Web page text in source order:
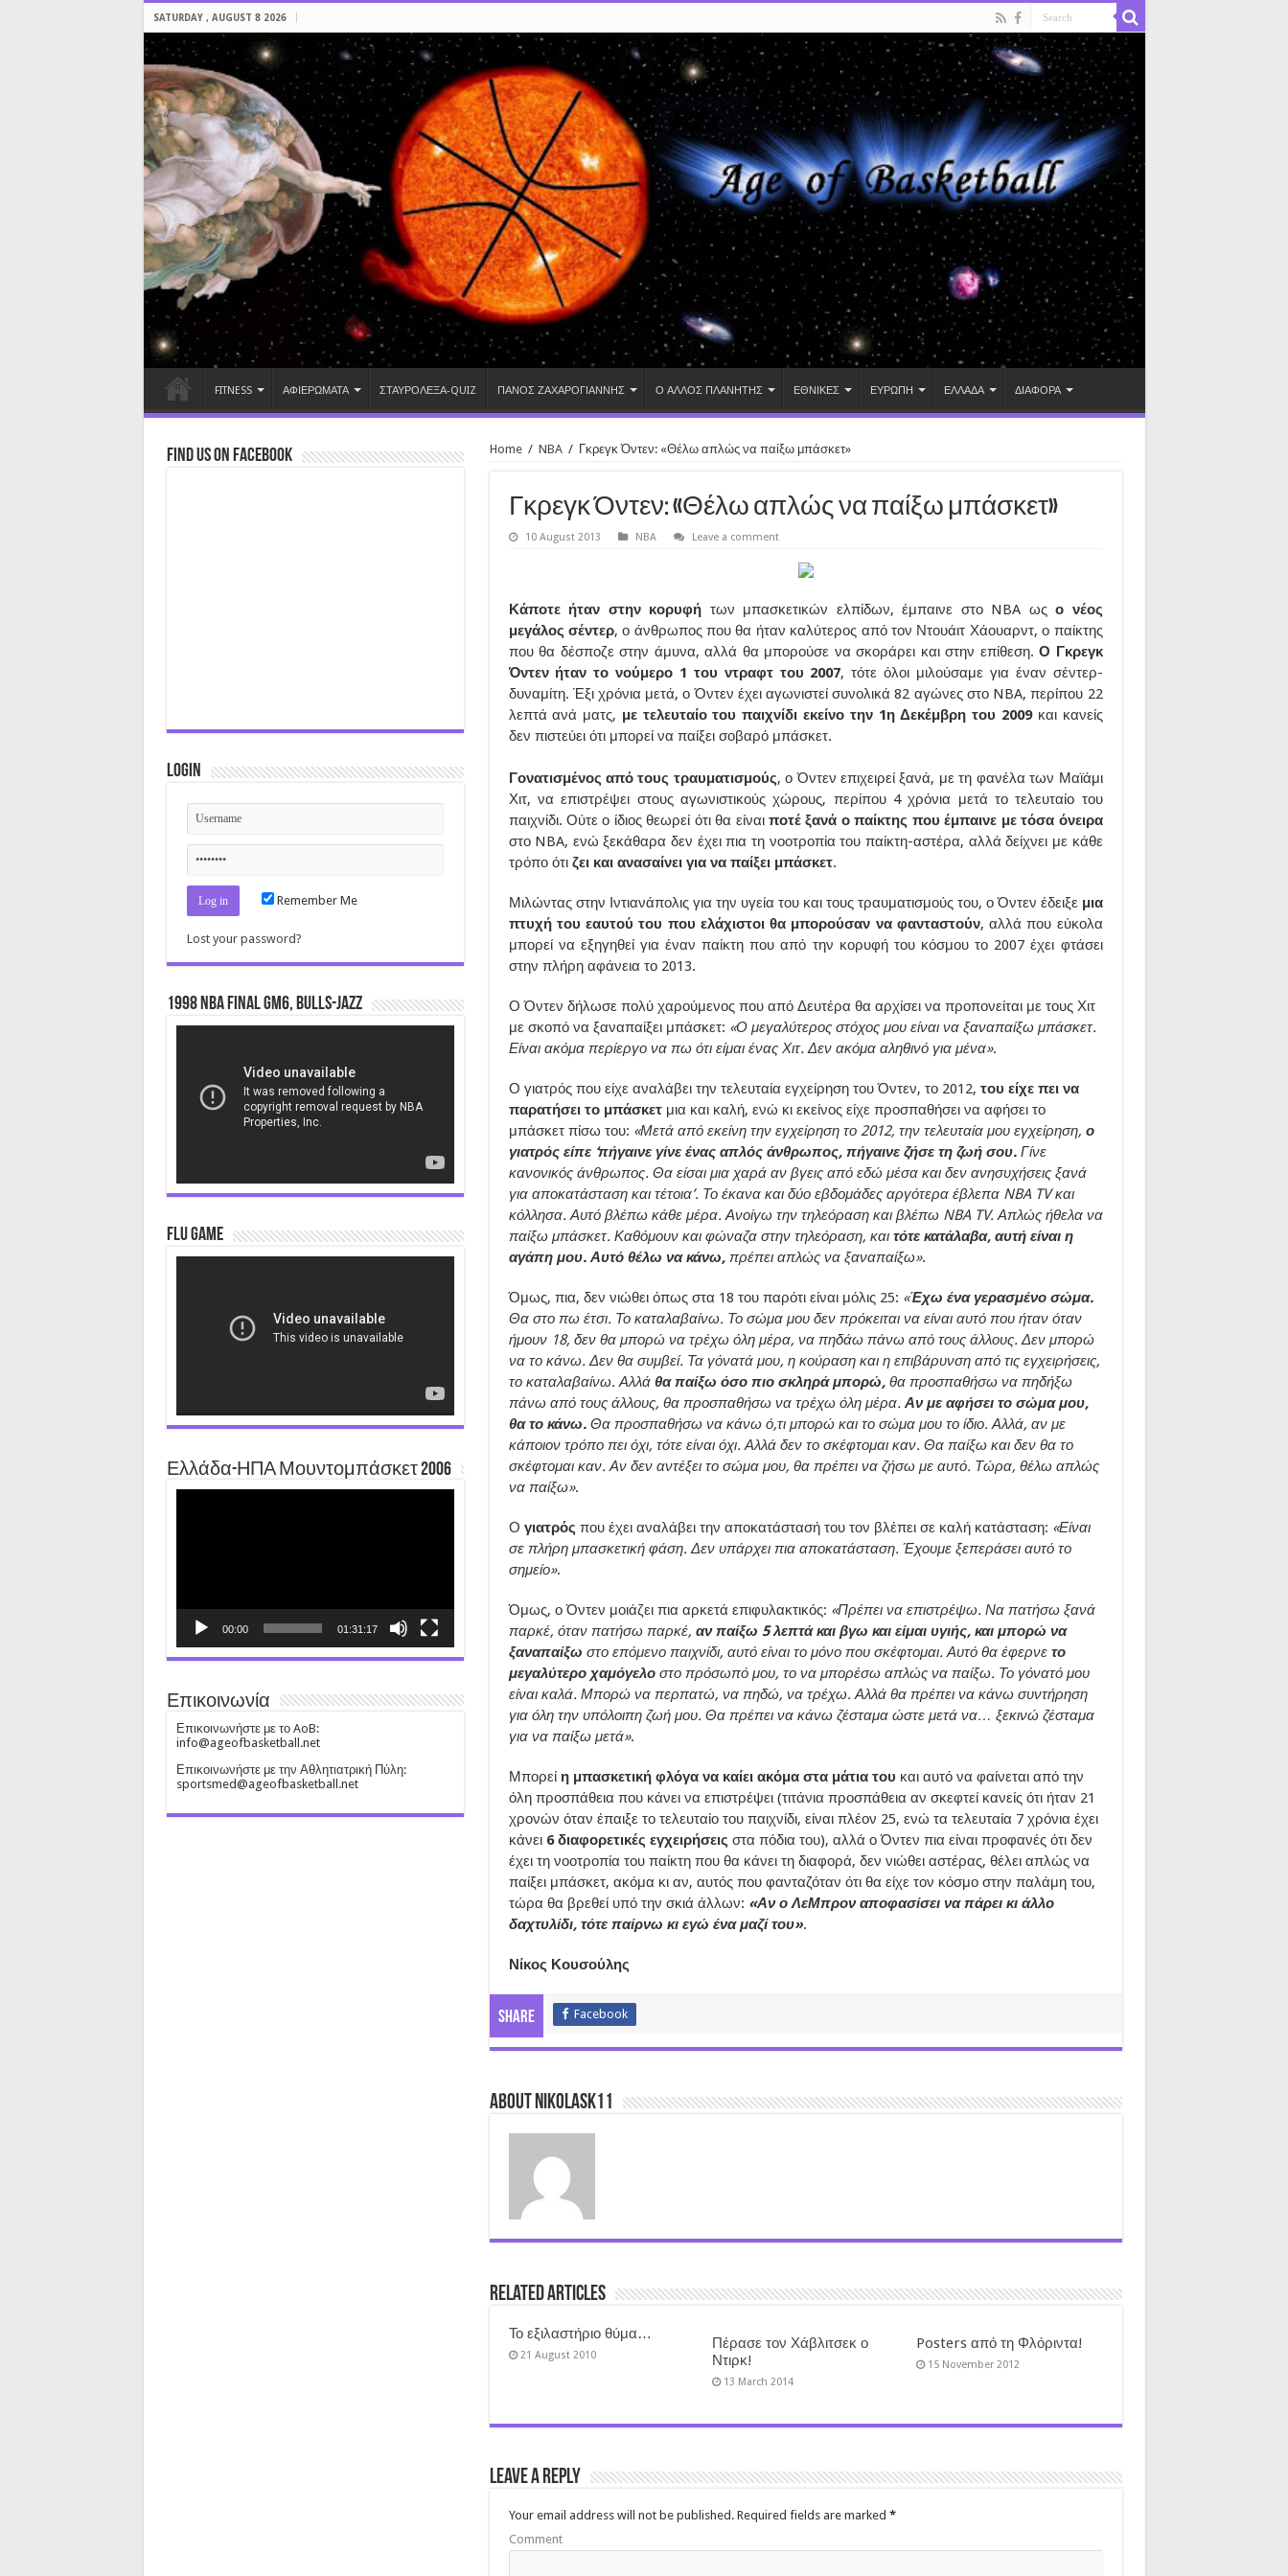
SATURDAY , AUGUST 8 2026
FITNESS ΑΦΙΕΡΩΜΑΤΑ ΣΤΑΥΡΟΛΕΞΑ-QUIZ ΠΑΝΟΣ ΖΑΧΑΡΟΓΙΑΝΝΗΣ Ο ΑΛΛΟΣ ΠΛΑΝΗΤΗΣ ΕΘΝΙΚΕΣ ΕΥΡΩΠΗ ΕΛΛΑΔΑ ΔΙΑΦΟΡΑ
Home / NBA / Γκρεγκ Όντεν: «Θέλω απλώς να παίξω μπάσκετ»
Γκρεγκ Όντεν: «Θέλω απλώς να παίξω μπάσκετ»
10 August 2013 NBA Leave a comment
Κάποτε ήταν στην κορυφή των μπασκετικών ελπίδων, έμπαινε στο NBA ως ο νέος
μεγάλος σέντερ, ο άνθρωπος που θα ήταν καλύτερος από τον Ντουάιτ Χάουαρντ, ο παίκτης
που θα δέσποζε στην άμυνα, αλλά θα μπορούσε να σκοράρει και στην επίθεση. Ο Γκρεγκ
Όντεν ήταν το νούμερο 1 του ντραφτ του 2007, τότε όλοι μιλούσαμε για έναν σέντερ-
δυναμίτη. Έξι χρόνια μετά, ο Όντεν έχει αγωνιστεί συνολικά 82 αγώνες στο NBA, περίπου 22
λεπτά ανά ματς, με τελευταίο του παιχνίδι εκείνο την 1η Δεκέμβρη του 2009και κανείς
δεν πιστεύει ότι μπορεί να παίξει σοβαρό μπάσκετ.
Γονατισμένος από τους τραυματισμούς, ο Όντεν επιχειρεί ξανά, με τη φανέλα των Μαϊάμι
Χιτ, να επιστρέψει στους αγωνιστικούς χώρους, περίπου 4 χρόνια μετά το τελευταίο του
παιχνίδι. Ούτε ο ίδιος θεωρεί ότι θα είναι ποτέ ξανά ο παίκτης που έμπαινε με τόσα όνειρα
στο NBA, ενώ ξεκάθαρα δεν έχει πια τη νοοτροπία του παίκτη-αστέρα, αλλά δείχνει με κάθε
τρόπο ότι ζει και ανασαίνει για να παίξει μπάσκετ.
Μιλώντας στην Ιντιανάπολις για την υγεία του και τους τραυματισμούς του, ο Όντεν έδειξεμια
πτυχή του εαυτού του που ελάχιστοι θα μπορούσαν να φανταστούν, αλλά που εύκολα
μπορεί να εξηγηθεί για έναν παίκτη που από την κορυφή του κόσμου το 2007 έχει φτάσει
στην πλήρη αφάνεια το 2013.
Ο Όντεν δήλωσε πολύ χαρούμενος που από Δευτέρα θα αρχίσει να προπονείται με τους Χιτ
με σκοπό να ξαναπαίξει μπάσκετ: «Ο μεγαλύτερος στόχος μου είναι να ξαναπαίξω μπάσκετ.
Είναι ακόμα περίεργο να πω ότι είμαι ένας Χιτ. Δεν ακόμα αληθινό για μένα».
Ο γιατρός που είχε αναλάβει την τελευταία εγχείρηση του Όντεν, το 2012, του είχε πει να
παρατήσει το μπάσκετ μια και καλή, ενώ κι εκείνος είχε προσπαθήσει να αφήσει το
μπάσκετ πίσω του: «Μετά από εκείνη την εγχείρηση το 2012, την τελευταία μου εγχείρηση, ο
γιατρός είπε ‘πήγαινε γίνε ένας απλός άνθρωπος, πήγαινε ζήσε τη ζωή σου. Γίνε
κανονικός άνθρωπος. Θα είσαι μια χαρά αν βγεις από εδώ μέσα και δεν ανησυχήσεις ξανά
για αποκατάσταση και τέτοια’. Το έκανα και δύο εβδομάδες αργότερα έβλεπα NBA TV και
κόλλησα. Αυτό βλέπω κάθε μέρα. Ανοίγω την τηλεόραση και βλέπω NBA TV. Απλώς ήθελα να
παίξω μπάσκετ. Καθόμουν και φώναζα στην τηλεόραση, και τότε κατάλαβα, αυτή είναι η
αγάπη μου. Αυτό θέλω να κάνω, πρέπει απλώς να ξαναπαίξω».
Όμως, πια, δεν νιώθει όπως στα 18 του παρότι είναι μόλις 25: «Έχω ένα γερασμένο σώμα.
Θα στο πω έτσι. Το καταλαβαίνω. Το σώμα μου δεν πρόκειται να είναι αυτό που ήταν όταν
ήμουν 18, δεν θα μπορώ να τρέχω όλη μέρα, να πηδάω πάνω από τους άλλους. Δεν μπορώ
να το κάνω. Δεν θα συμβεί. Τα γόνατά μου, η κούραση και η επιβάρυνση από τις εγχειρήσεις,
το καταλαβαίνω. Αλλά θα παίξω όσο πιο σκληρά μπορώ, θα προσπαθήσω να πηδήξω
πάνω από τους άλλους, θα προσπαθήσω να τρέχω όλη μέρα. Αν με αφήσει το σώμα μου,
θα το κάνω. Θα προσπαθήσω να κάνω ό,τι μπορώ και το σώμα μου το ίδιο. Αλλά, αν με
κάποιον τρόπο πει όχι, τότε είναι όχι. Αλλά δεν το σκέφτομαι καν. Θα παίξω και δεν θα το
σκέφτομαι καν. Αν δεν αντέξει το σώμα μου, θα πρέπει να ζήσω με αυτό. Τώρα, θέλω απλώς
να παίξω».
Ο γιατρός που έχει αναλάβει την αποκατάστασή του τον βλέπει σε καλή κατάσταση: «Είναι
σε πλήρη μπασκετική φάση. Δεν υπάρχει πια αποκατάσταση. Έχουμε ξεπεράσει αυτό το
σημείο».
Όμως, ο Όντεν μοιάζει πια αρκετά επιφυλακτικός: «Πρέπει να επιστρέψω. Να πατήσω ξανά
παρκέ, όταν πατήσω παρκέ, αν παίξω 5 λεπτά και βγω και είμαι υγιής, και μπορώ να
ξαναπαίξω στο επόμενο παιχνίδι, αυτό είναι το μόνο που σκέφτομαι. Αυτό θα έφερνε το
μεγαλύτερο χαμόγελοστο πρόσωπό μου, το να μπορέσω απλώς να παίξω. Το γόνατό μου
είναι καλά. Μπορώ να περπατώ, να πηδώ, να τρέχω. Αλλά θα πρέπει να κάνω συντήρηση
για όλη την υπόλοιπη ζωή μου. Θα πρέπει να κάνω ζέσταμα ώστε μετά να… ξεκινώ ζέσταμα
για να παίξω μετά».
Μπορείη μπασκετική φλόγα να καίει ακόμα στα μάτια του και αυτό να φαίνεται από την
όλη προσπάθεια που κάνει να επιστρέψει (τιτάνια προσπάθεια αν σκεφτεί κανείς ότι ήταν 21
χρονών όταν έπαιξε το τελευταίο του παιχνίδι, είναι πλέον 25, ενώ τα τελευταία 7 χρόνια έχει
κάνει6 διαφορετικές εγχειρήσεις στα πόδια του), αλλά ο Όντεν πια είναι προφανές ότι δεν
έχει τη νοοτροπία του παίκτη που θα κάνει τη διαφορά, δεν νιώθει αστέρας, θέλει απλώς να
παίξει μπάσκετ, ακόμα κι αν, αυτός που φανταζόταν ότι θα είχε τον κόσμο στην παλάμη του,
τώρα θα βρεθεί υπό την σκιά άλλων: «Αν ο ΛεΜπρον αποφασίσει να πάρει κι άλλο
δαχτυλίδι, τότε παίρνω κι εγώ ένα μαζί του».
Νίκος Κουσούλης
Share Facebook
About nikolask11
Related Articles
Το εξιλαστήριο θύμα…
21 August 2010
Πέρασε τον Χάβλιτσεκ ο
Ντιρκ!
13 March 2014
Posters από τη Φλόριντα!
15 November 2012
Leave a Reply
Your email address will not be published.Required fields are marked *
Comment
Find us on Facebook
Login
Remember Me
Lost your password?
1998 NBA Final gm6, Bulls-Jazz
Flu Game
Ελλάδα-ΗΠΑ Μουντομπάσκετ 2006
00:00 01:31:17
Επικοινωνία
Επικοινωνήστε με το AoB:
info@ageofbasketball.net
Επικοινωνήστε με την Αθλητιατρική Πύλη:
sportsmed@ageofbasketball.net